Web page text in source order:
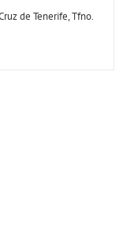
de Tenerife, Tfno.